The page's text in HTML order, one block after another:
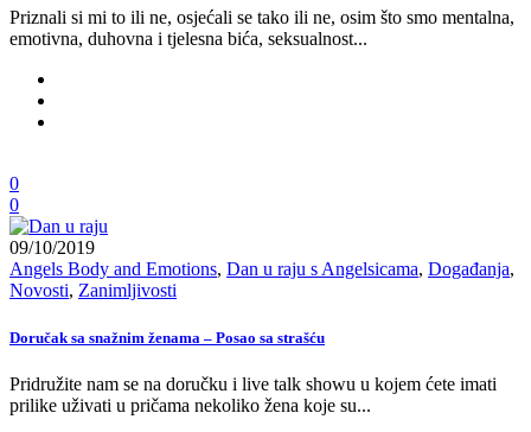
Priznali si mi to ili ne, osjećali se tako ili ne, osim što smo mentalna,
emotivna, duhovna i tjelesna bića, seksualnost...
0
0
09/10/2019
Angels Body and Emotions, Dan u raju s Angelsicama, Događanja,
Novosti, Zanimljivosti
Doručak sa snažnim ženama – Posao sa strašću
Pridružite nam se na doručku i live talk showu u kojem ćete imati
prilike uživati u pričama nekoliko žena koje su...